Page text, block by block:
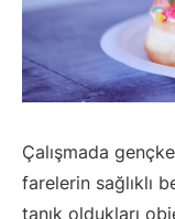
Çalışmada
farelerin sağlıklı
tanık oldukları